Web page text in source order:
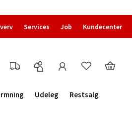
Services Job Kundecenter
Udeleg
Restsalg